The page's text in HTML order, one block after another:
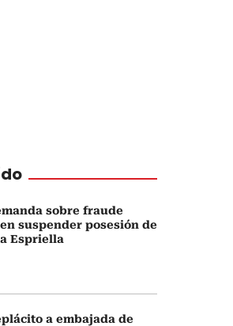
sobre fraude
suspender posesión de
Espriella
a embajada de